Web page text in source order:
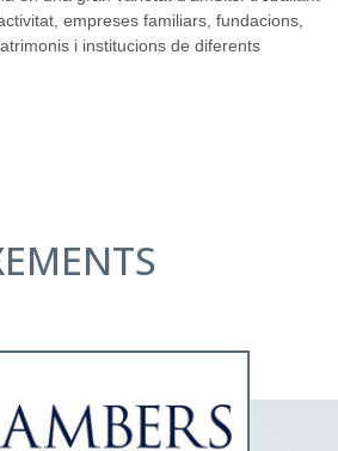
empreses familiars, fundacions,
i institucions de diferents